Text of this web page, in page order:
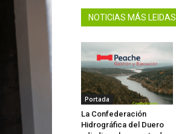
NOTICIAS MÁS LEIDAS
Portada
La Confederación
Hidrográfica del Duero